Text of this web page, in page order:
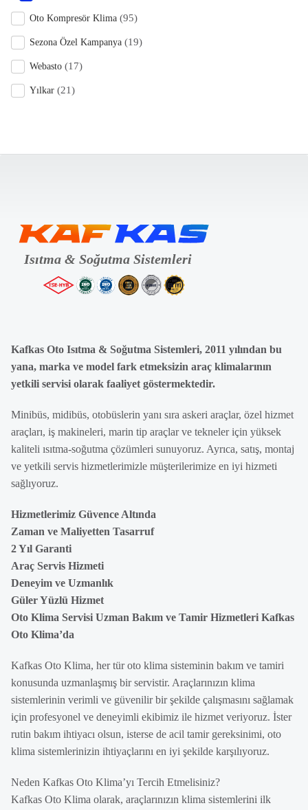
Oto Kompresör Klima (95)
Sezona Özel Kampanya (19)
Webasto (17)
Yılkar (21)
Kafkas Oto Isıtma & Soğutma Sistemleri, 2011 yılından bu
yana, marka ve model fark etmeksizin araç klimalarının
yetkili servisi olarak faaliyet göstermektedir.
Minibüs, midibüs, otobüslerin yanı sıra askeri araçlar, özel hizmet
araçları, iş makineleri, marin tip araçlar ve tekneler için yüksek
kaliteli ısıtma-soğutma çözümleri sunuyoruz. Ayrıca, satış, montaj
ve yetkili servis hizmetlerimizle müşterilerimize en iyi hizmeti
sağlıyoruz.
Hizmetlerimiz Güvence Altında
Zaman ve Maliyetten Tasarruf
2 Yıl Garanti
Araç Servis Hizmeti
Deneyim ve Uzmanlık
Güler Yüzlü Hizmet
Oto Klima Servisi Uzman Bakım ve Tamir Hizmetleri Kafkas
Oto Klima’da
Kafkas Oto Klima, her tür oto klima sisteminin bakım ve tamiri
konusunda uzmanlaşmış bir servistir. Araçlarınızın klima
sistemlerinin verimli ve güvenilir bir şekilde çalışmasını sağlamak
için profesyonel ve deneyimli ekibimiz ile hizmet veriyoruz. İster
rutin bakım ihtiyacı olsun, isterse de acil tamir gereksinimi, oto
klima sistemlerinizin ihtiyaçlarını en iyi şekilde karşılıyoruz.
Neden Kafkas Oto Klima’yı Tercih Etmelisiniz?
Kafkas Oto Klima olarak, araçlarınızın klima sistemlerini ilk